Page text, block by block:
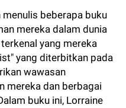
menulis beberapa buku
mereka dalam dunia
yang mereka
yang diterbitkan pada
wawasan
mereka dan berbagai
buku ini, Lorraine